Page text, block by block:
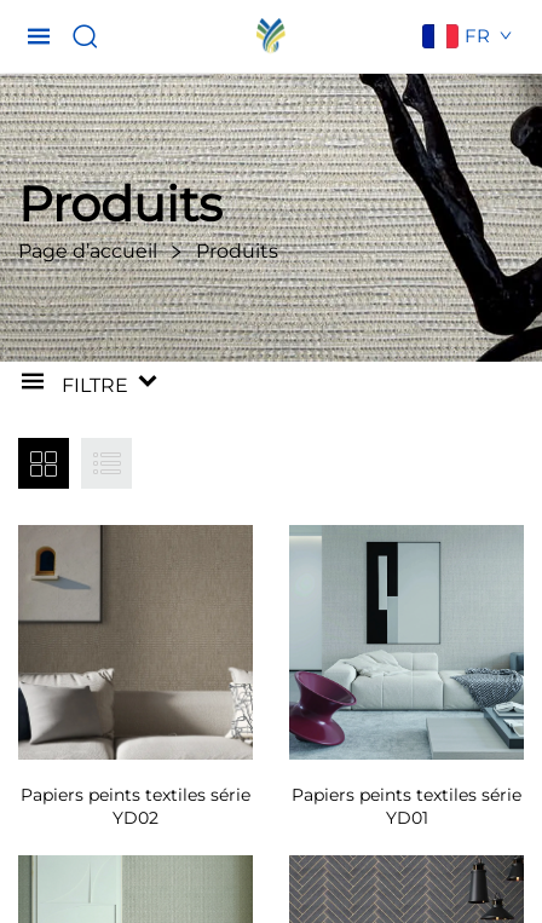
FR
Produits
Page d’accueil Produits
FILTRE
Papiers peints textiles série
YD02
Papiers peints textiles série
YD01